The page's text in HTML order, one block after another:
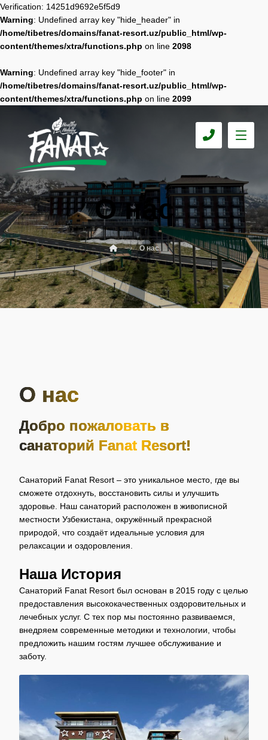
Verification: 14251d9692e5f5d9
Warning: Undefined array key "hide_header" in
/home/tibetres/domains/fanat-resort.uz/public_html/wp-
content/themes/xtra/functions.php on line 2098
Warning: Undefined array key "hide_footer" in
/home/tibetres/domains/fanat-resort.uz/public_html/wp-
content/themes/xtra/functions.php on line 2099
О нас
О нас
О нас
Добро пожаловать в
санаторий Fanat Resort!
Санаторий Fanat Resort – это уникальное место, где вы
сможете отдохнуть, восстановить силы и улучшить
здоровье. Наш санаторий расположен в живописной
местности Узбекистана, окружённый прекрасной
природой, что создаёт идеальные условия для
релаксации и оздоровления.
Наша История
Санаторий Fanat Resort был основан в 2015 году с целью
предоставления высококачественных оздоровительных и
лечебных услуг. С тех пор мы постоянно развиваемся,
внедряем современные методики и технологии, чтобы
предложить нашим гостям лучшее обслуживание и
заботу.